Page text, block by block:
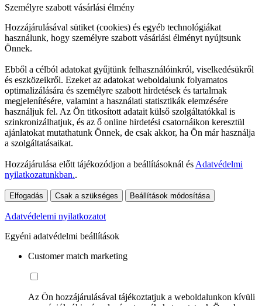
Személyre szabott vásárlási élmény
Hozzájárulásával sütiket (cookies) és egyéb technológiákat
használunk, hogy személyre szabott vásárlási élményt nyújtsunk
Önnek.
Ebből a célból adatokat gyűjtünk felhasználóinkról, viselkedésükről
és eszközeikről. Ezeket az adatokat weboldalunk folyamatos
optimalizálására és személyre szabott hirdetések és tartalmak
megjelenítésére, valamint a használati statisztikák elemzésére
használjuk fel. Az Ön titkosított adatait külső szolgáltatókkal is
szinkronizálhatjuk, és az ő online hirdetési csatornáikon keresztül
ajánlatokat mutathatunk Önnek, de csak akkor, ha Ön már használja
a szolgáltatásaikat.
Hozzájárulása előtt tájékozódjon a beállításoknál és Adatvédelmi
nyilatkozatunkban..
Elfogadás Csak a szükséges Beállítások módosítása
Adatvédelemi nyilatkozatot
Egyéni adatvédelmi beállítások
Customer match marketing
Az Ön hozzájárulásával tájékoztatjuk a weboldalunkon kívüli